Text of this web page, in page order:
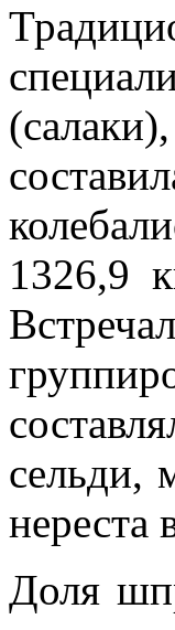
1326,9
сельди,
нереста
Доля